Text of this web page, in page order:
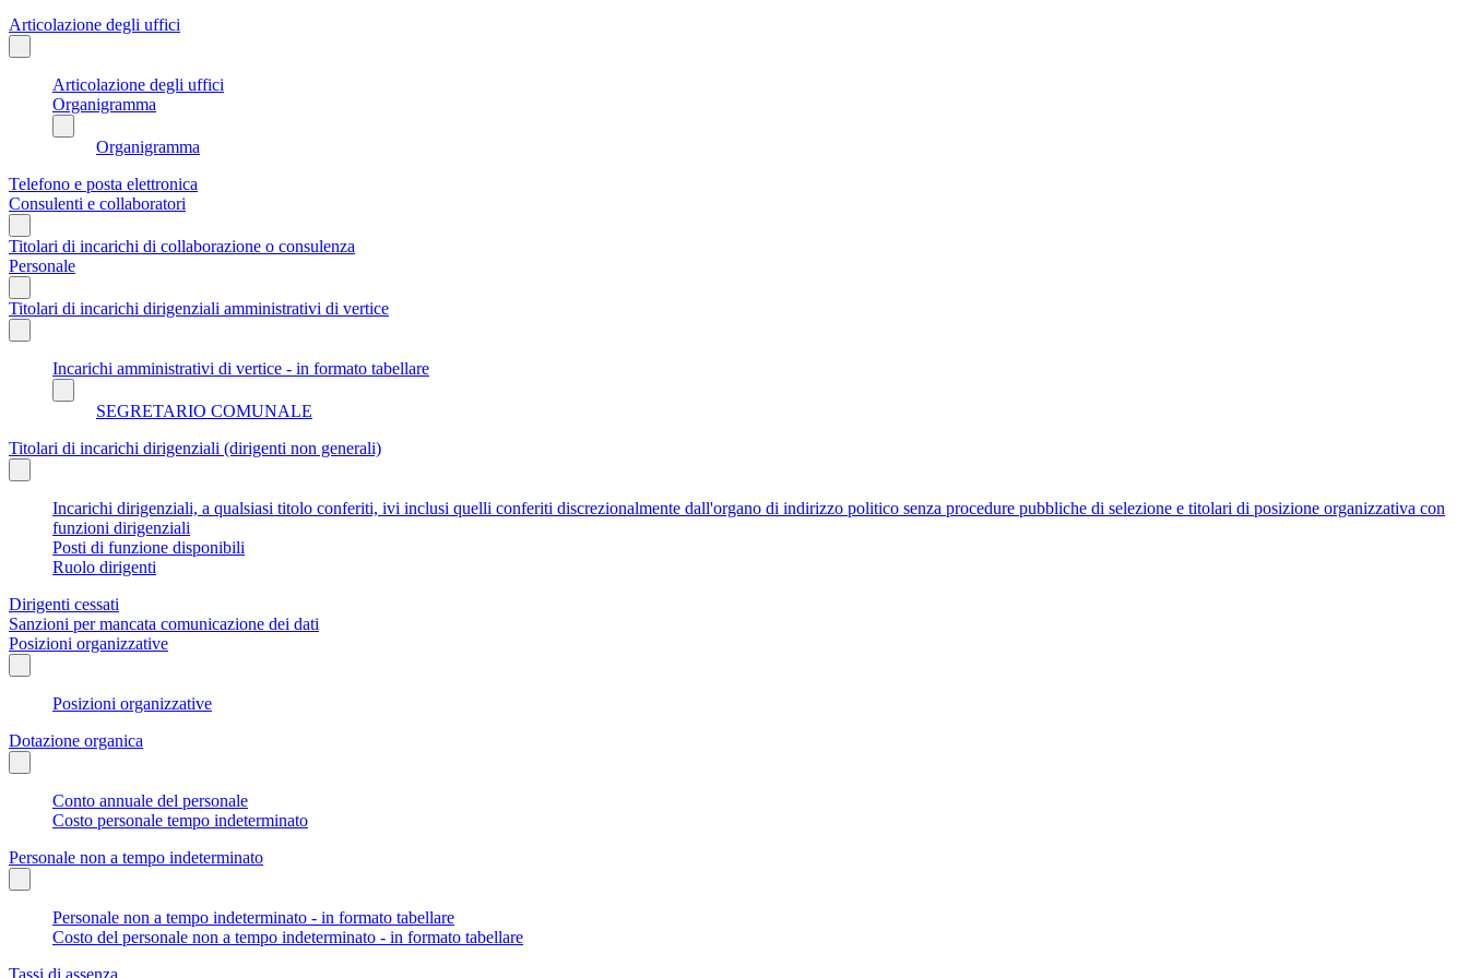
Articolazione degli uffici
Articolazione degli uffici
Organigramma
Organigramma
Telefono e posta elettronica
Consulenti e collaboratori
Titolari di incarichi di collaborazione o consulenza
Personale
Titolari di incarichi dirigenziali amministrativi di vertice
Incarichi amministrativi di vertice - in formato tabellare
SEGRETARIO COMUNALE
Titolari di incarichi dirigenziali (dirigenti non generali)
Incarichi dirigenziali, a qualsiasi titolo conferiti, ivi inclusi quelli conferiti discrezionalmente dall'organo di indirizzo politico senza procedure pubbliche di selezione e titolari di posizione organizzativa con
funzioni dirigenziali
Posti di funzione disponibili
Ruolo dirigenti
Dirigenti cessati
Sanzioni per mancata comunicazione dei dati
Posizioni organizzative
Posizioni organizzative
Dotazione organica
Conto annuale del personale
Costo personale tempo indeterminato
Personale non a tempo indeterminato
Personale non a tempo indeterminato - in formato tabellare
Costo del personale non a tempo indeterminato - in formato tabellare
Tassi di assenza